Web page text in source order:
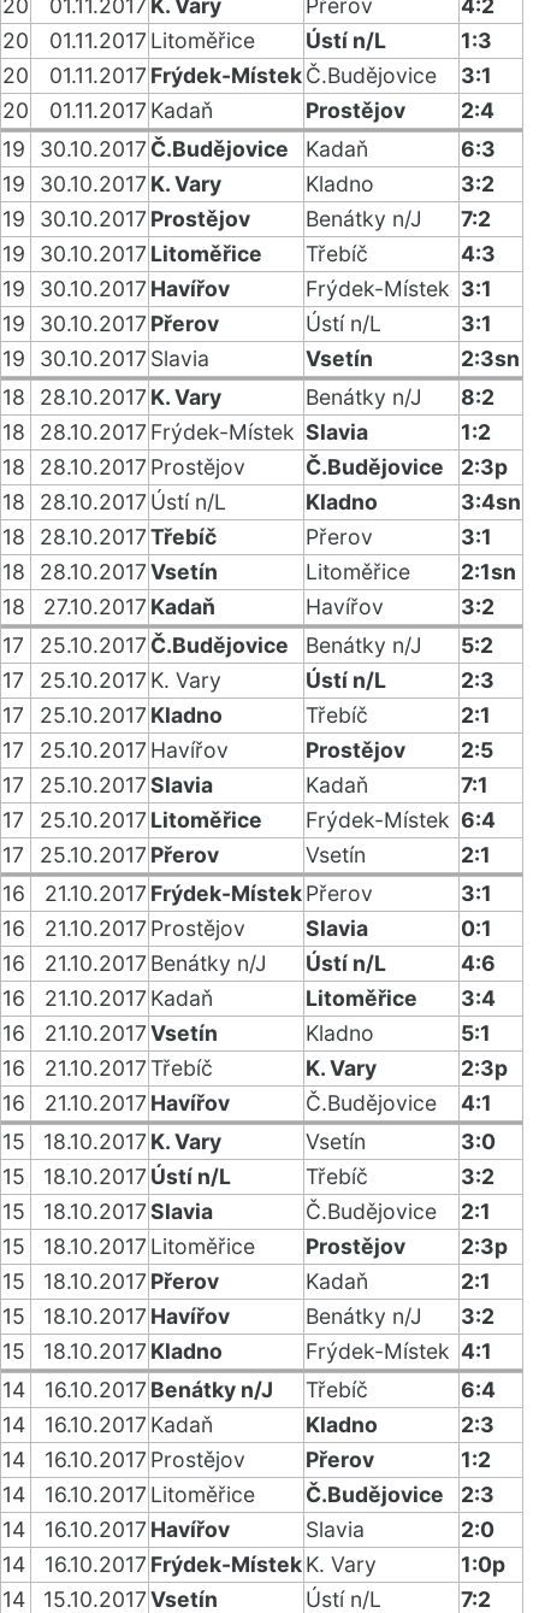
20
01.11.2017 K. Vary Přerov
4:2
20
01.11.2017 Litoměřice Ústí n/L
1:3
20
01.11.2017 Frýdek-MístekČ.Budějovice
3:1
20
01.11.2017 Kadaň Prostějov
2:4
19
30.10.2017 Č.Budějovice Kadaň
6:3
19
30.10.2017 K. Vary Kladno
3:2
19
30.10.2017 Prostějov Benátky n/J
7:2
19
30.10.2017 Litoměřice Třebíč
4:3
19
30.10.2017 Havířov Frýdek-Místek 3:1
19
30.10.2017 Přerov Ústí n/L
3:1
19
30.10.2017 Slavia Vsetín
2:3sn
18
28.10.2017 K. Vary Benátky n/J
8:2
18
28.10.2017 Frýdek-Místek Slavia
1:2
18
28.10.2017 Prostějov Č.Budějovice
2:3p
18
28.10.2017 Ústí n/L Kladno
3:4sn
18
28.10.2017Třebíč Přerov
3:1
18
28.10.2017Vsetín Litoměřice
2:1sn
18
27.10.2017 Kadaň Havířov
3:2
17
25.10.2017 Č.Budějovice Benátky n/J
5:2
17
25.10.2017 K. Vary Ústí n/L
2:3
17
25.10.2017 Kladno Třebíč
2:1
17
25.10.2017 Havířov Prostějov
2:5
17
25.10.2017Slavia Kadaň
7:1
17
25.10.2017 Litoměřice Frýdek-Místek 6:4
17
25.10.2017 Přerov Vsetín
2:1
16
21.10.2017 Frýdek-MístekPřerov
3:1
16
21.10.2017 Prostějov Slavia
0:1
16
21.10.2017 Benátky n/J Ústí n/L
4:6
16
21.10.2017 Kadaň Litoměřice
3:4
16
21.10.2017Vsetín Kladno
5:1
16
21.10.2017Třebíč K. Vary
2:3p
16
21.10.2017 Havířov Č.Budějovice
4:1
15
18.10.2017 K. Vary Vsetín
3:0
15
18.10.2017 Ústí n/L Třebíč
3:2
15
18.10.2017Slavia Č.Budějovice
2:1
15
18.10.2017 Litoměřice Prostějov
2:3p
15
18.10.2017 Přerov Kadaň
2:1
15
18.10.2017 Havířov Benátky n/J
3:2
15
18.10.2017 Kladno Frýdek-Místek 4:1
14
16.10.2017 Benátky n/J Třebíč
6:4
14
16.10.2017 Kadaň Kladno
2:3
14
16.10.2017 Prostějov Přerov
1:2
14
16.10.2017 Litoměřice Č.Budějovice
2:3
14
16.10.2017 Havířov Slavia
2:0
14
16.10.2017 Frýdek-MístekK. Vary
1:0p
14
15.10.2017Vsetín Ústí n/L
7:2